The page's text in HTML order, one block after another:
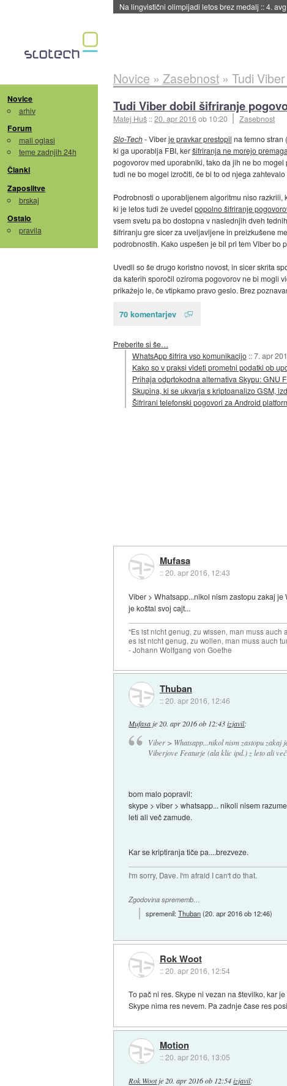
Na lingvistični olimpijadi letos brez medalj ::4.
Novice
arhiv
Forum
mali oglasi
teme zadnjih 24h
Članki
Zaposlitve
brskaj
Ostalo
pravila
Novice » Zasebnost» Tudi
Tudi Viber dobil šifriranje
Matej Huš ::20. apr 2016ob 10:20
Zasebnost
Slo-Tech- Viberje pravkar prestopil na temno stran (
ki ga uporablja FBI, keršifriranja ne morejo
pogovorov med uporabniki, tako da jih ne bo
tudi ne bo mogel izročiti, če bi to od njega
Podrobnosti o uporabljenem algoritmu niso
ki je letos tudi že uvedel popolno šifriranje
vsem svetu pa bo dostopna v naslednjih dveh
šifriranju gre sicer za uveljavljene in preizkušene
podrobnostih. Kako uspešen je bil pri tem Viber bo
Uvedli so še drugo koristno novost, in sicer skrita
da katerih sporočil oziroma pogovorov ne bi mogli
prikažejo le, če vtipkamo pravo geslo. Brez
70 komentarjev
Preberite si še…
WhatsApp šifrira vso komunikacijo ::7. apr
Kako so v praksi videti prometni podatki ob
Prihaja odprtokodna alternativa Skypu: GNU
Skupina, ki se ukvarja s kriptoanalizo GSM,
Šifrirani telefonski pogovori za Android
Mufasa
::20. apr 2016, 12:43
Viber > Whatsapp...nikol nism zastopu zakaj
je koštal svoj cajt...
"Es ist nicht genug, zu wissen, man muss auch
es ist nicht genug, zu wollen, man muss auch
- Johann Wolfgang von Goethe
Thuban
::20. apr 2016, 12:46
Mufasaje20. apr 2016 ob 12:43 izjavil:
Viber > Whatsapp...nikol nism zastopu zakaj
Viberjove Featurje (ala klic ipd.) z leto ali več
bom malo popravil:
skype > viber > whatsapp... nikoli nisem
leti ali več zamude.
Kar se kriptiranja tiče pa....brezveze.
I'm sorry, Dave. I'm afraid I can't do that.
Zgodovina sprememb…
spremenil:Thuban(20. apr 2016 ob 12:46)
Rok Woot
::20. apr 2016, 12:54
To pač ni res. Skype ni vezan na številko, kar
Skype nima res nevem. Pa zadnje čase res
Motion
::20. apr 2016, 13:05
Rok Wootje 20. apr 2016 ob 12:54 izjavil: